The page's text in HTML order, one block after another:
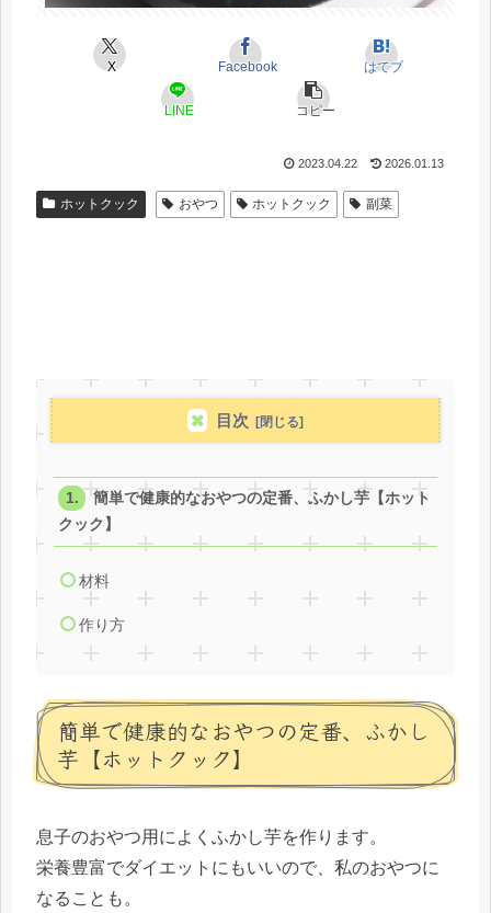
X Facebook はてブ
LINE コピー
2023.04.22 2026.01.13
ホットクック おやつ ホットクック 副菜
目次
簡単で健康的なおやつの定番、ふかし芋【ホット
クック】
材料
作り方
簡単で健康的なおやつの定番、ふかし
芋【ホットクック】
息子のおやつ用によくふかし芋を作ります。
栄養豊富でダイエットにもいいので、私のおやつに
なることも。